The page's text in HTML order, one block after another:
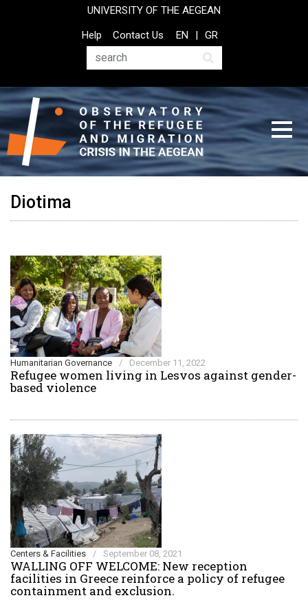
UNIVERSITY OF THE AEGEAN
Top
Header
Help
Contact Us
Search
EN GR
Diotima
Humanitarian Governance / December 11, 2022
Refugee women living in Lesvos against gender-
based violence
Centers & Facilities / September 08, 2021
WALLING OFF WELCOME: New reception
facilities in Greece reinforce a policy of refugee
containment and exclusion.